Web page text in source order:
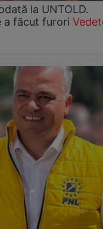
la UNTOLD.
a făcut furori